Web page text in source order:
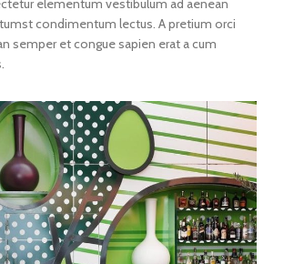
elementum vestibulum ad aenean
condimentum lectus. A pretium orci
semper et congue sapien erat a cum